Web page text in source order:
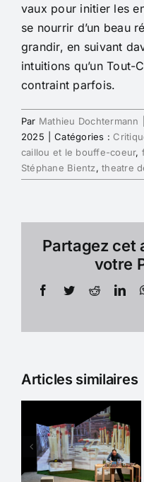
vaux pour initier les
se nourrir d’un beau
grandir, en suivant
intuitions qu’un Tout-
contraint parfois.
Par Mathieu Dochtermann
2025
Catégories :
caillou et le bouffe-coeur,
Stéphane Bientz,theatre
Partagez cet
votre
Facebook
TwitterReddit
Articles similaires